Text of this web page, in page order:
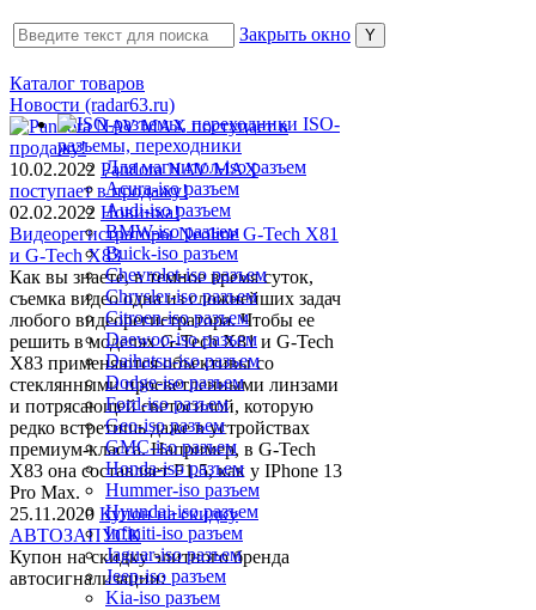
Закрыть окно
Каталог товаров
ISO-
разъемы, переходники
Для магнитол-iso разъем
Acura-iso разъем
Audi-iso разъем
BMW-iso разъем
Buick-iso разъем
Chevrolet-iso разъем
Chrysler-iso разъем
Citroen-iso разъем
Daewoo-iso разъем
Daihatsu-iso разъем
Dodge-iso разъем
Ford-iso разъем
Geo-iso разъем
GMC-iso разъем
Honda-iso разъем
Hummer-iso разъем
Hyundai-iso разъем
Infiniti-iso разъем
Jaguar-iso разъем
Jeep-iso разъем
Kia-iso разъем
Новости (radar63.ru)
10.02.2022 Pandora NAV MAX
поступает в продажу!
02.02.2022 Новинка!
Видеорегистраторы Neoline G-Tech X81
и G-Tech X83
Как вы знаете, в темное время суток,
съемка видео одна из сложнейших задач
любого видеорегистратора. Чтобы ее
решить в моделях G-Tech X81 и G-Tech
X83 применяются объективы со
стеклянными просветленными линзами
и потрясающей светосилой, которую
редко встретишь даже в устройствах
премиум-класса. Например, в G-Tech
X83 она составляет F1.5, как у IPhone 13
Pro Max.
25.11.2020 Купон на скидку
АВТОЗАПУСК
Купон на скидку элитного бренда
автосигнализации: